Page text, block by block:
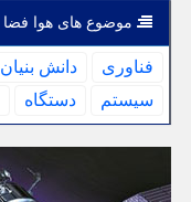
موضوع های هوا فضا
فناوری دانش بنیان
سیستم
دستگاه